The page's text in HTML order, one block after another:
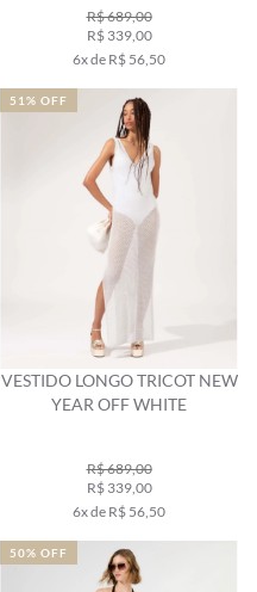
R$ 689,00
R$ 339,00
6x de R$ 56,50
VESTIDO LONGO TRICOT NEW
YEAR OFF WHITE
R$ 689,00
R$ 339,00
6x de R$ 56,50
51% OFF
50% OFF